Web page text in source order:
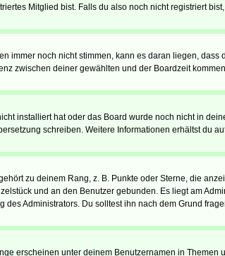
Mitglied bist. Falls du also noch nicht registriert
immer noch nicht stimmen, kann es daran liegen,
zwischen deiner gewählten und der Boardzeit
installiert hat oder das Board wurde noch nicht in
schreiben. Weitere Informationen erhältst du
zu deinem Rang, z. B. Punkte oder Sterne, die
und an den Benutzer gebunden. Es liegt am
Administrators. Du solltest ihn nach dem Grund
erscheinen unter deinem Benutzernamen in